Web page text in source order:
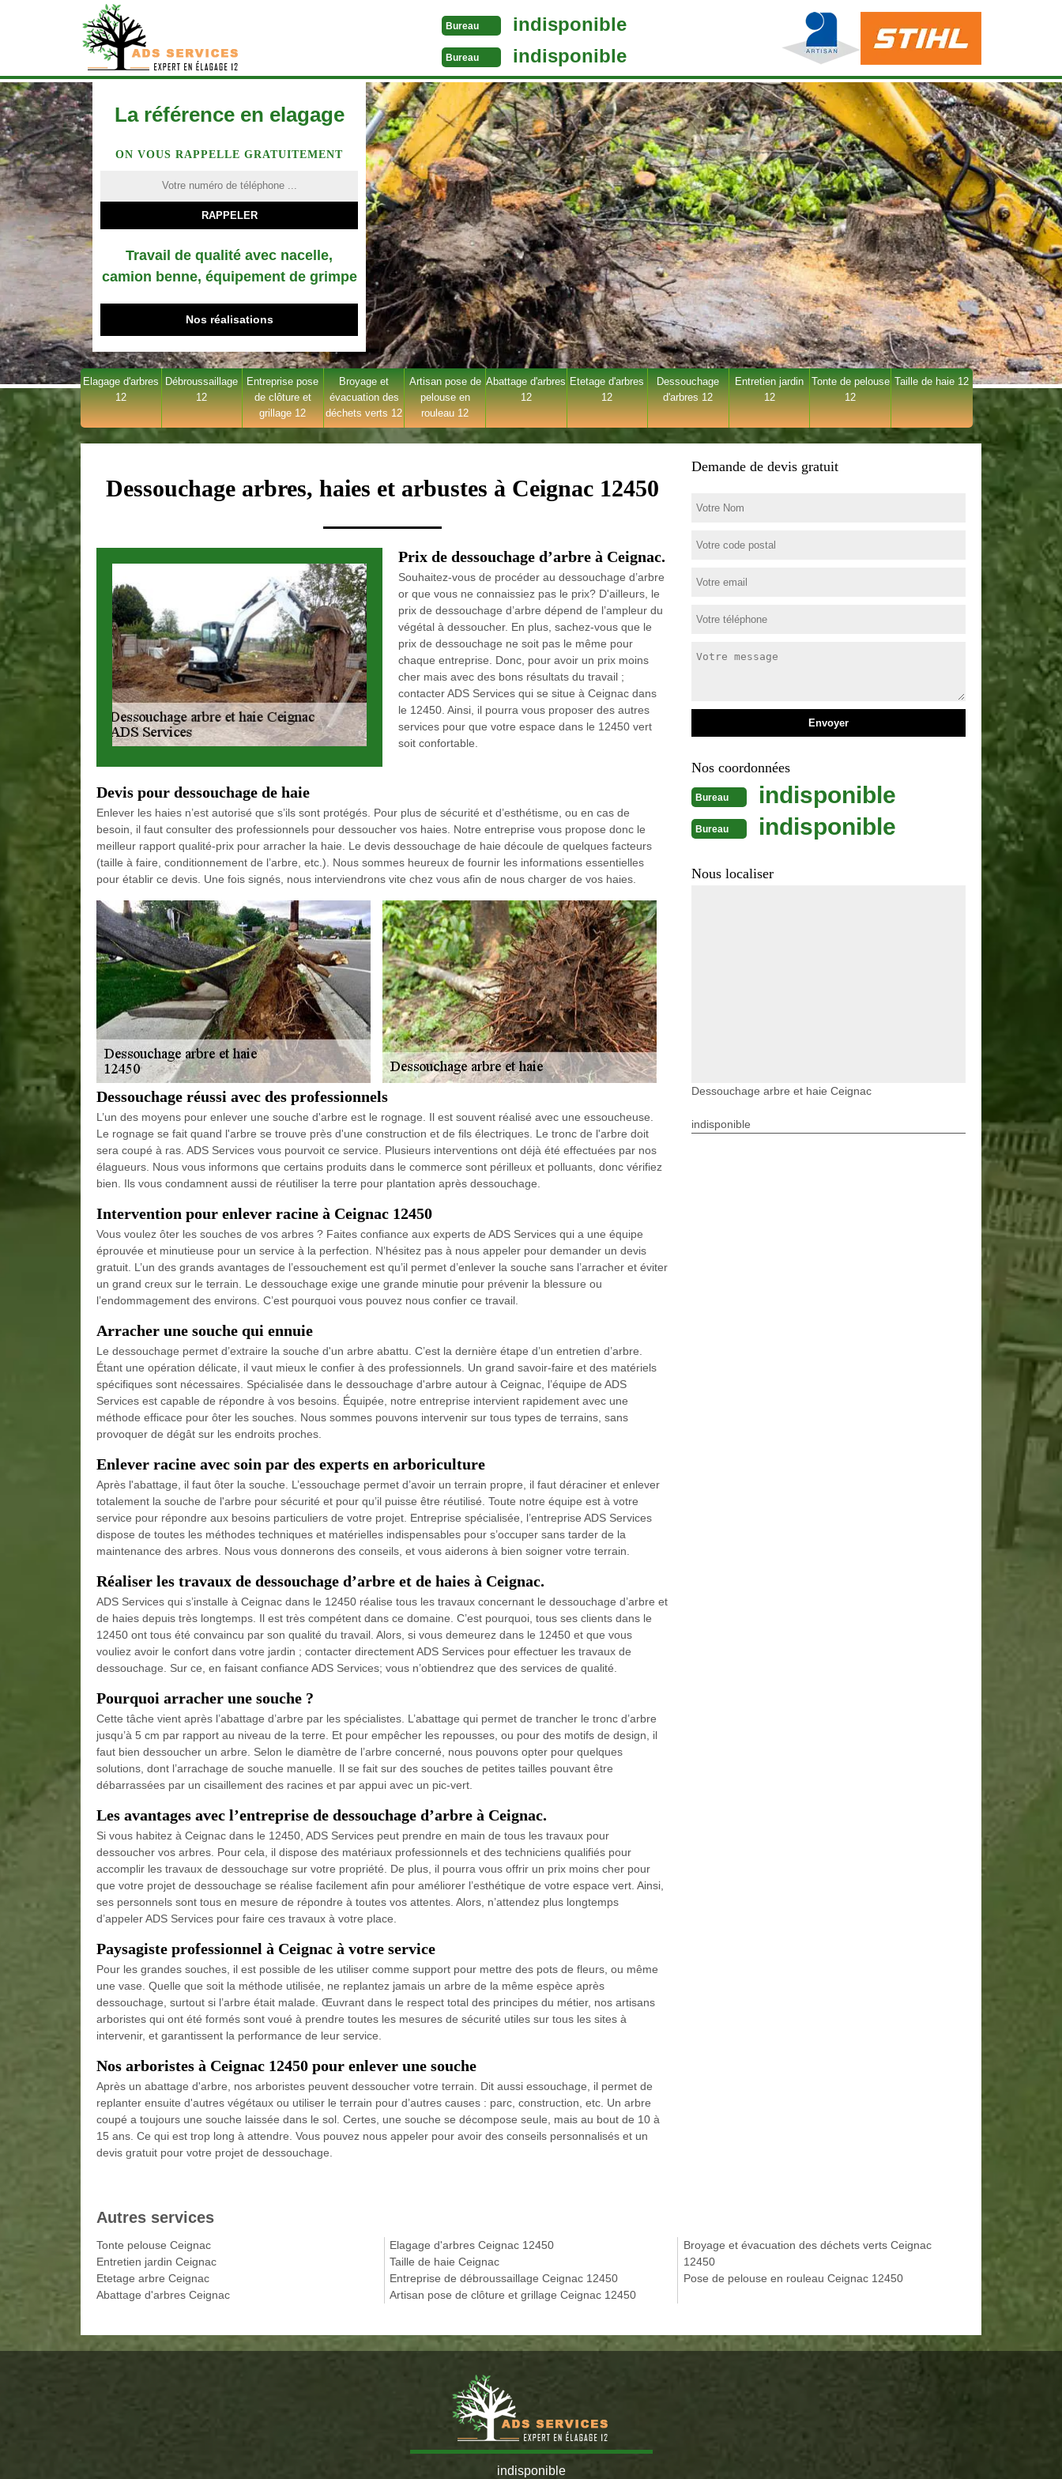
Bureau indisponible
Bureau indisponible
La référence en elagage
ON VOUS RAPPELLE GRATUITEMENT
Travail de qualité avec nacelle,
camion benne, équipement de grimpe
Nos réalisations
Elagage d'arbres
12
Débroussaillage
12
Entreprise pose
de clôture et
grillage 12
Broyage et
évacuation des
déchets verts 12
Artisan pose de
pelouse en
rouleau 12
Abattage d'arbres
12
Etetage d'arbres
12
Dessouchage
d'arbres 12
Entretien jardin
12
Tonte de pelouse
12
Taille de haie 12
Dessouchage arbres, haies et arbustes à Ceignac 12450
Prix de dessouchage d’arbre à Ceignac.
Souhaitez-vous de procéder au dessouchage d’arbre
or que vous ne connaissiez pas le prix? D'ailleurs, le
prix de dessouchage d’arbre dépend de l’ampleur du
végétal à dessoucher. En plus, sachez-vous que le
prix de dessouchage ne soit pas le même pour
chaque entreprise. Donc, pour avoir un prix moins
cher mais avec des bons résultats du travail ;
contacter ADS Services qui se situe à Ceignac dans
le 12450. Ainsi, il pourra vous proposer des autres
services pour que votre espace dans le 12450 vert
soit confortable.
Devis pour dessouchage de haie
Enlever les haies n’est autorisé que s’ils sont protégés. Pour plus de sécurité et d’esthétisme, ou en cas de
besoin, il faut consulter des professionnels pour dessoucher vos haies. Notre entreprise vous propose donc le
meilleur rapport qualité-prix pour arracher la haie. Le devis dessouchage de haie découle de quelques facteurs
(taille à faire, conditionnement de l’arbre, etc.). Nous sommes heureux de fournir les informations essentielles
pour établir ce devis. Une fois signés, nous interviendrons vite chez vous afin de nous charger de vos haies.
Dessouchage réussi avec des professionnels
L’un des moyens pour enlever une souche d'arbre est le rognage. Il est souvent réalisé avec une essoucheuse.
Le rognage se fait quand l'arbre se trouve près d'une construction et de fils électriques. Le tronc de l'arbre doit
sera coupé à ras. ADS Services vous pourvoit ce service. Plusieurs interventions ont déjà été effectuées par nos
élagueurs. Nous vous informons que certains produits dans le commerce sont périlleux et polluants, donc vérifiez
bien. Ils vous condamnent aussi de réutiliser la terre pour plantation après dessouchage.
Intervention pour enlever racine à Ceignac 12450
Vous voulez ôter les souches de vos arbres ? Faites confiance aux experts de ADS Services qui a une équipe
éprouvée et minutieuse pour un service à la perfection. N’hésitez pas à nous appeler pour demander un devis
gratuit. L’un des grands avantages de l’essouchement est qu’il permet d’enlever la souche sans l’arracher et éviter
un grand creux sur le terrain. Le dessouchage exige une grande minutie pour prévenir la blessure ou
l’endommagement des environs. C’est pourquoi vous pouvez nous confier ce travail.
Arracher une souche qui ennuie
Le dessouchage permet d’extraire la souche d'un arbre abattu. C’est la dernière étape d’un entretien d’arbre.
Étant une opération délicate, il vaut mieux le confier à des professionnels. Un grand savoir-faire et des matériels
spécifiques sont nécessaires. Spécialisée dans le dessouchage d'arbre autour à Ceignac, l’équipe de ADS
Services est capable de répondre à vos besoins. Équipée, notre entreprise intervient rapidement avec une
méthode efficace pour ôter les souches. Nous sommes pouvons intervenir sur tous types de terrains, sans
provoquer de dégât sur les endroits proches.
Enlever racine avec soin par des experts en arboriculture
Après l'abattage, il faut ôter la souche. L’essouchage permet d’avoir un terrain propre, il faut déraciner et enlever
totalement la souche de l'arbre pour sécurité et pour qu’il puisse être réutilisé. Toute notre équipe est à votre
service pour répondre aux besoins particuliers de votre projet. Entreprise spécialisée, l’entreprise ADS Services
dispose de toutes les méthodes techniques et matérielles indispensables pour s’occuper sans tarder de la
maintenance des arbres. Nous vous donnerons des conseils, et vous aiderons à bien soigner votre terrain.
Réaliser les travaux de dessouchage d’arbre et de haies à Ceignac.
ADS Services qui s’installe à Ceignac dans le 12450 réalise tous les travaux concernant le dessouchage d’arbre et
de haies depuis très longtemps. Il est très compétent dans ce domaine. C’est pourquoi, tous ses clients dans le
12450 ont tous été convaincu par son qualité du travail. Alors, si vous demeurez dans le 12450 et que vous
vouliez avoir le confort dans votre jardin ; contacter directement ADS Services pour effectuer les travaux de
dessouchage. Sur ce, en faisant confiance ADS Services; vous n’obtiendrez que des services de qualité.
Pourquoi arracher une souche ?
Cette tâche vient après l’abattage d’arbre par les spécialistes. L’abattage qui permet de trancher le tronc d’arbre
jusqu’à 5 cm par rapport au niveau de la terre. Et pour empêcher les repousses, ou pour des motifs de design, il
faut bien dessoucher un arbre. Selon le diamètre de l’arbre concerné, nous pouvons opter pour quelques
solutions, dont l’arrachage de souche manuelle. Il se fait sur des souches de petites tailles pouvant être
débarrassées par un cisaillement des racines et par appui avec un pic-vert.
Les avantages avec l’entreprise de dessouchage d’arbre à Ceignac.
Si vous habitez à Ceignac dans le 12450, ADS Services peut prendre en main de tous les travaux pour
dessoucher vos arbres. Pour cela, il dispose des matériaux professionnels et des techniciens qualifiés pour
accomplir les travaux de dessouchage sur votre propriété. De plus, il pourra vous offrir un prix moins cher pour
que votre projet de dessouchage se réalise facilement afin pour améliorer l’esthétique de votre espace vert. Ainsi,
ses personnels sont tous en mesure de répondre à toutes vos attentes. Alors, n’attendez plus longtemps
d’appeler ADS Services pour faire ces travaux à votre place.
Paysagiste professionnel à Ceignac à votre service
Pour les grandes souches, il est possible de les utiliser comme support pour mettre des pots de fleurs, ou même
une vase. Quelle que soit la méthode utilisée, ne replantez jamais un arbre de la même espèce après
dessouchage, surtout si l’arbre était malade. Œuvrant dans le respect total des principes du métier, nos artisans
arboristes qui ont été formés sont voué à prendre toutes les mesures de sécurité utiles sur tous les sites à
intervenir, et garantissent la performance de leur service.
Nos arboristes à Ceignac 12450 pour enlever une souche
Après un abattage d'arbre, nos arboristes peuvent dessoucher votre terrain. Dit aussi essouchage, il permet de
replanter ensuite d'autres végétaux ou utiliser le terrain pour d’autres causes : parc, construction, etc. Un arbre
coupé a toujours une souche laissée dans le sol. Certes, une souche se décompose seule, mais au bout de 10 à
15 ans. Ce qui est trop long à attendre. Vous pouvez nous appeler pour avoir des conseils personnalisés et un
devis gratuit pour votre projet de dessouchage.
Demande de devis gratuit
Nos coordonnées
Bureau indisponible
Bureau indisponible
Nous localiser
Dessouchage arbre et haie Ceignac
indisponible
Autres services
Tonte pelouse Ceignac
Entretien jardin Ceignac
Etetage arbre Ceignac
Abattage d'arbres Ceignac
Elagage d'arbres Ceignac 12450
Taille de haie Ceignac
Entreprise de débroussaillage Ceignac 12450
Artisan pose de clôture et grillage Ceignac 12450
Broyage et évacuation des déchets verts Ceignac
12450
Pose de pelouse en rouleau Ceignac 12450
indisponible